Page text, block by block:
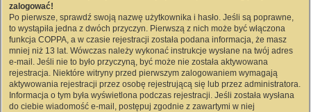
zalogować!
Po pierwsze, sprawdź swoją nazwę użytkownika i hasło. Jeśli są poprawne,
to wystąpiła jedna z dwóch przyczyn. Pierwszą z nich może być włączona
funkcja COPPA, a w czasie rejestracji została podana informacja, że masz
mniej niż 13 lat. Wówczas należy wykonać instrukcje wysłane na twój adres
e-mail. Jeśli nie to było przyczyną, być może nie została aktywowana
rejestracja. Niektóre witryny przed pierwszym zalogowaniem wymagają
aktywowania rejestracji przez osobę rejestrującą się lub przez administratora.
Informacja o tym była wyświetlona podczas rejestracji. Jeśli została wysłana
do ciebie wiadomość e-mail, postępuj zgodnie z zawartymi w niej